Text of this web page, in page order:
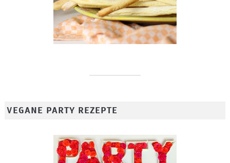
VEGANE PARTY REZEPTE